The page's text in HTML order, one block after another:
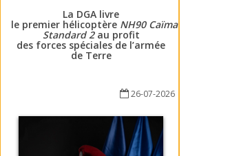
La DGA livre
le premier hélicoptère NH90 Caïman
Standard 2au profit
des forces spéciales de l’armée
de Terre
26-07-2026